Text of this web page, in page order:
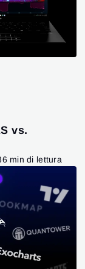
vs.
min di lettura